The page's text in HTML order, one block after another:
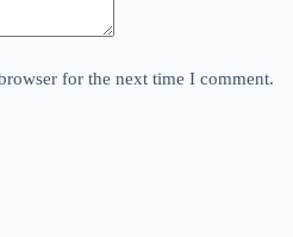
for the next time I comment.